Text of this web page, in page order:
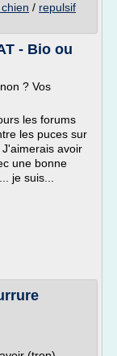
/ repulsif
- Bio ou
? Vos
les forums
les puces sur
avoir
une bonne
je suis...